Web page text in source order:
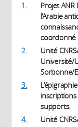
1.
Projet ANR
l’Arabie
coordonné
2.
Unité
Université/
Sorbonne/
3.
supports.
4.
Unité